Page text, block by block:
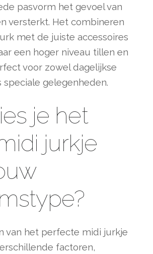
pasvorm het gevoel van
versterkt. Het combineren
met de juiste accessoires
een hoger niveau tillen en
voor zowel dagelijkse
speciale gelegenheden.
je het
jurkje
van het perfecte midi jurkje
factoren,